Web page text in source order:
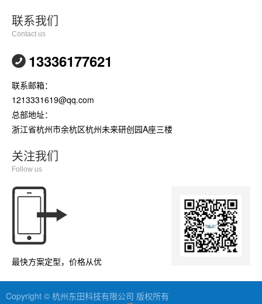
联系我们
Contact us
13336177621
联系邮箱：
1213331619@qq.com
总部地址：
浙江省杭州市余杭区杭州未来研创园A座三楼
关注我们
Follow us
最快方案定型，价格从优
Copyright © 杭州东田科技有限公司 版权所有